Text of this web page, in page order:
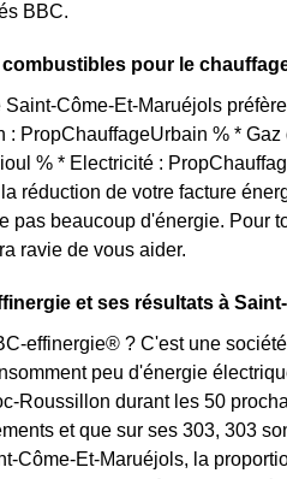
BBC.
pour le
Saint-Côme-Et-Maruéjols
: PropChauffageUrbain % *
% * Electricité :
réduction de votre facture
pas beaucoup d'énergie. Pour
ravie de vous aider.
et ses résultats à
effinergie® ? C'est une
peu d'énergie
Roussillon durant les 50
et que sur ses 303, 303
Côme-Et-Maruéjols, la